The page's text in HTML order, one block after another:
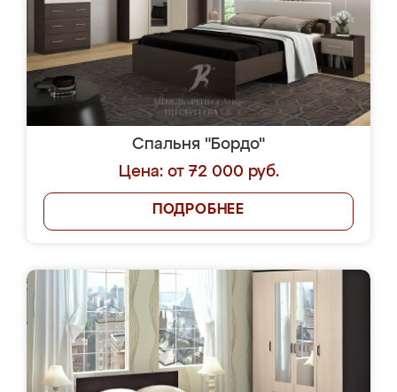
Спальня "Бордо"
Цена: от 72 000 руб.
ПОДРОБНЕЕ